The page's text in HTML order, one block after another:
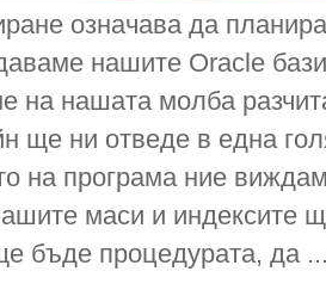
означава да
нашите Oracle
на нашата молба
ще ни отведе в една
на програма ние
маси и индексите
бъде процедурата, да